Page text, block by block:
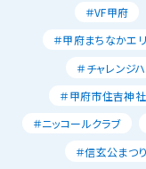
＃VF甲府
＃甲府まちなかエ
＃チャレンジ
＃甲府市住吉神社
＃ニッコールクラブ
＃信玄公まつり